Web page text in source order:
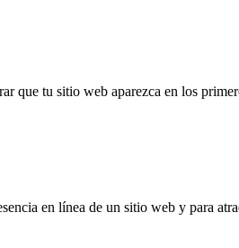
que tu sitio web aparezca en los
en línea de un sitio web y para